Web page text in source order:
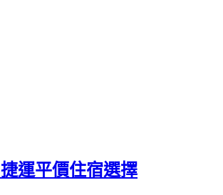
運平價住宿選擇